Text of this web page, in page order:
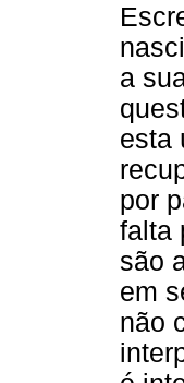
a
esta
por
falta
são
em
não